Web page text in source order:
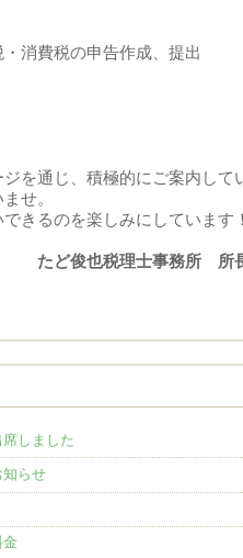
消費税の申告作成、提出
を通じ、積極的にご案内して
せ。
きるのを楽しみにしています！
事務所 所
しました
知らせ